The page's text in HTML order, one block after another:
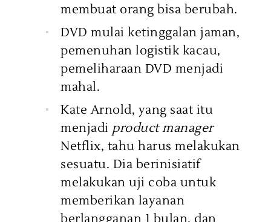
membuat orang bisa berubah.
DVD mulai ketinggalan jaman,
pemenuhan logistik kacau,
pemeliharaan DVD menjadi
mahal.
Kate Arnold, yang saat itu
menjadi product manager
Netflix, tahu harus melakukan
sesuatu. Dia berinisiatif
melakukan uji coba untuk
memberikan layanan